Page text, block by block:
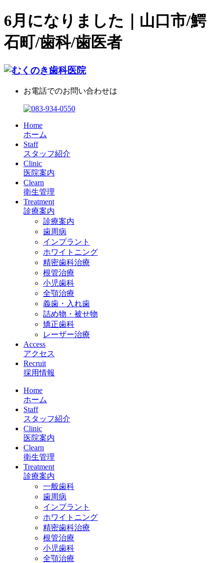
6月になりました｜山口市/鰐
石町/歯科/歯医者
お電話でのお問い合わせは
Home
ホーム
Staff
スタッフ紹介
Clinic
医院案内
Clearn
衛生管理
Treatment
診療案内
診療案内
歯周病
インプラント
ホワイトニング
精密歯科治療
根管治療
小児歯科
全顎治療
義歯・入れ歯
詰め物・被せ物
矯正歯科
レーザー治療
Access
アクセス
Recruit
採用情報
Home
ホーム
Staff
スタッフ紹介
Clinic
医院案内
Clearn
衛生管理
Treatment
診療案内
一般歯科
歯周病
インプラント
ホワイトニング
精密歯科治療
根管治療
小児歯科
全顎治療